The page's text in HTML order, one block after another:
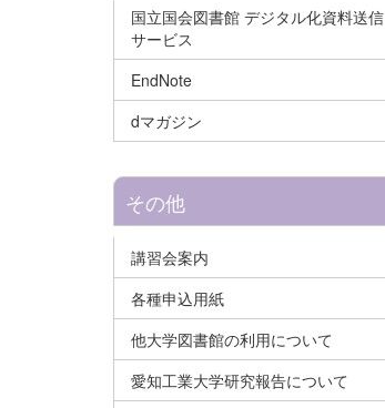
国立国会図書館 デジタル化資料送信
サービス
EndNote
dマガジン
その他
講習会案内
各種申込用紙
他大学図書館の利用について
愛知工業大学研究報告について